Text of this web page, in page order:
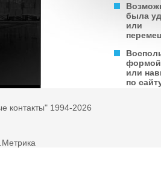
была
или
формой
или
по
контакты" 1994-2026